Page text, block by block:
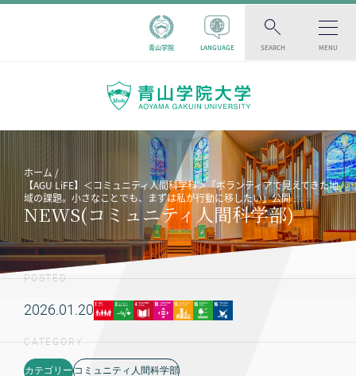
青山学院 LANGUAGE SEARCH MENU
ホーム
【AGU LiFE】＜コミュニティ人間科学科＞「ボランティアで見えてきた地
域の課題。小さなことでも、まずは私が行動に移したい」公開
NEWS(コミュニティ人間科学部)
POSTED
2026.01.20
CATEGORY
カテゴリー コミュニティ人間科学部